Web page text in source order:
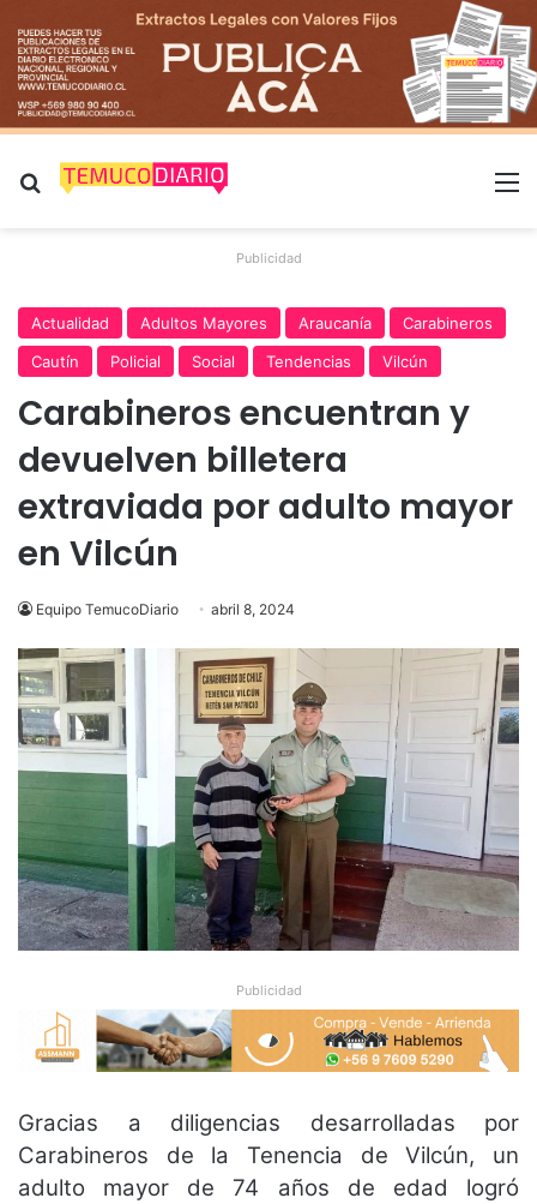
Buscar por
Publicidad
Actualidad Adultos Mayores Araucanía
Carabineros
Cautín
Policial Social Tendencias Vilcún
Carabineros encuentran y
devuelven billetera
extraviada por adulto mayor
en Vilcún
Equipo TemucoDiario abril 8, 2024
Publicidad
Gracias a diligencias desarrolladas por
Carabineros de la Tenencia de Vilcún, un
adulto mayor de 74 años de edad logró